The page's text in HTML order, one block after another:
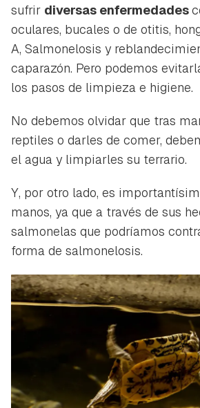
sufrir diversas enfermedades
oculares, bucales o de otitis,
A, Salmonelosis y
caparazón. Pero podemos
los pasos de limpieza e higiene.
No debemos olvidar que tras
reptiles o darles de comer,
el agua y limpiarles su terrario.
Y, por otro lado, es
manos, ya que a través de sus
salmonelas que podríamos
forma de salmonelosis.